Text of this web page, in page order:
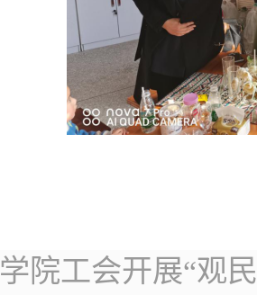
学院工会开展“观